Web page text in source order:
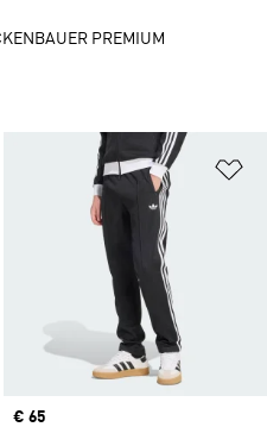
à la Liste de produits
Prix
€ 65
PREMIUM